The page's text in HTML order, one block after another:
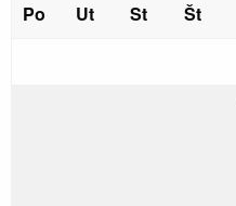
Po
Ut St Št